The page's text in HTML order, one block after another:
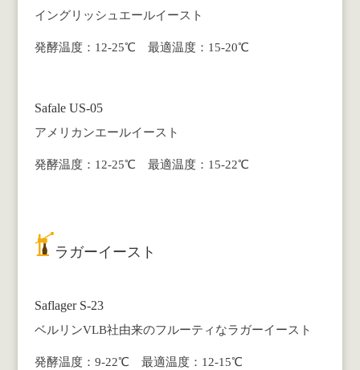
イングリッシュエールイースト
発酵温度：12-25℃ 最適温度：15-20℃
Safale US-05
アメリカンエールイースト
発酵温度：12-25℃ 最適温度：15-22℃
ラガーイースト
Saflager S-23
ベルリンVLB社由来のフルーティなラガーイースト
発酵温度：9-22℃ 最適温度：12-15℃